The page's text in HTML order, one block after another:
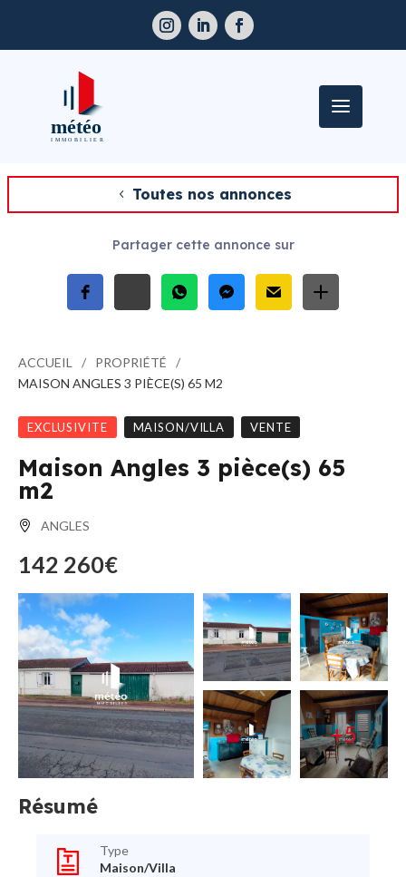
Toutes nos annonces
Partager cette annonce sur
ACCUEIL
PROPRIÉTÉ
MAISON ANGLES 3 PIÈCE(S) 65 M2
EXCLUSIVITE MAISON/VILLA VENTE
Maison Angles 3 pièce(s) 65
m2
ANGLES
142 260€
+5
Résumé
Type
Maison/Villa